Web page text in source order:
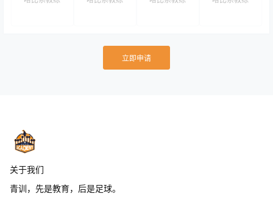
立即申请
关于我们
青训，先是教育，后是足球。